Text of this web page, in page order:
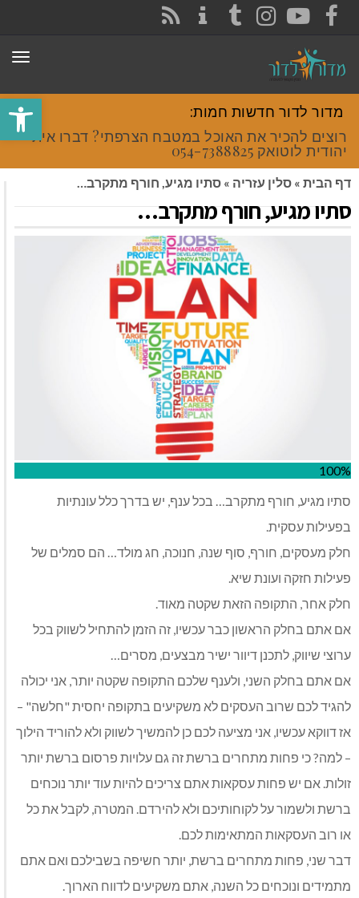
פתח
FACEBOOK
YOUTUBE
INSTAGRAM
TUMBLR
מדור לדור חדשות חמות:
רוצים להכיר את האוכל במטבח הצרפתי? דברו איתי
יהודית לוטואק 054-7388825.
דף הבית » סלין עזריה » סתיו מגיע, חורף מתקרב…
סתיו מגיע, חורף מתקרב…
100%
סתיו מגיע, חורף מתקרב… בכל ענף, יש בדרך כלל עונתיות
בפעילות עסקית.
חלק מעסקים, חורף, סוף שנה, חנוכה, חג מולד… הם סמלים של
פעילות חזקה ועונת שיא.
חלק אחר, התקופה הזאת שקטה מאוד.
אם אתם בחלק הראשון כבר עכשיו, זה הזמן להתחיל לשווק בכל
ערוצי שיווק, לתכנן דיוור ישיר מבצעים, מסרים…
אם אתם בחלק השני, ולענף שלכם התקופה שקטה יותר, אני יכולה
להגיד לכם שרוב העסקים לא משקיעים בתקופה יחסית "חלשה" –
אז דווקא עכשיו, אני מציעה לכם כן להמשיך לשווק ולא להוריד הילוך
– למה? כי פחות מתחרים ברשת זה גם עלויות פרסום ברשת יותר
זולות. אם יש פחות עסקאות אתם צריכים להיות עוד יותר נוכחים
ברשת ולשמור על לקוחותיכם ולא להירדם. המטרה, לקבל את כל
או רוב העסקאות המתאימות לכם.
דבר שני, פחות מתחרים ברשת, יותר חשיפה בשבילכם ואם אתם
מתמידים ונוכחים כל השנה, אתם משקיעים לדווח הארוך.